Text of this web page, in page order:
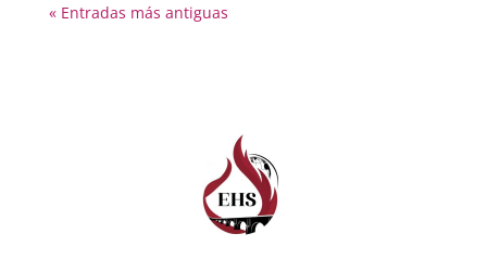
« Entradas más antiguas